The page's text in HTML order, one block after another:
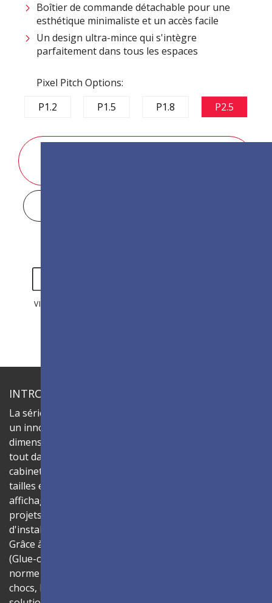
Boîtier de commande détachable pour une
esthétique minimaliste et un accès facile​​
Un design ultra-mince qui s'intègre
parfaitement dans tous les espaces
Pixel Pitch Options:
P1.2
P1.5 P1.8 P2.5
VIDÉOS
INTRODUCTION
La série ViewSonic LDC sont des écrans dvLED tout-en-
un innovants et personnalisables qui offrent des
dimensions flexibles et une installation simplifiée, le
tout dans une seule et même solution. Combinez les
cabinets LED LDC031-250 pour créer des murs vidéo de
tailles et de rapports d'aspect variés, offrant ainsi un
affichage numérique convaincant qui donne vie à vos
projets. Son design tout-en-un garantit un processus
d'installation sans soucis et un fonctionnement intuitif.
Grâce à la technologie de traitement de surface GOB
(Glue-on-Board), les modules LED conformes à la
norme IP54 offrent une protection renforcée contre les
chocs, la poussière et l'humidité, ce qui en fait la